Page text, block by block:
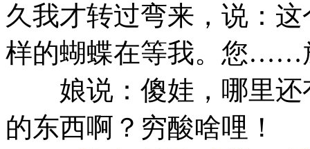
久我才转过弯来，说：
样的蝴蝶在等我。您……
娘说：傻娃，哪里还
的东西啊？穷酸啥哩！